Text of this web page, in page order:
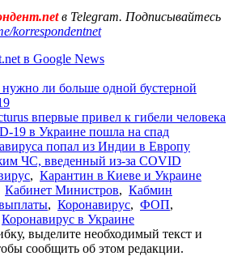
в Telegram. Подписывайтесь
korrespondentnet
в Google News
ли больше одной бустерной
впервые привел к гибели человека
19 в Украине пошла на спад
попал из Индии в Европу
ЧС, введенный из-за COVID
, Карантин в Киеве и Украине
Кабинет Министров, Кабмин
, Коронавирус, ФОП,
Коронавирус в Украине
выделите необходимый текст и
сообщить об этом редакции.